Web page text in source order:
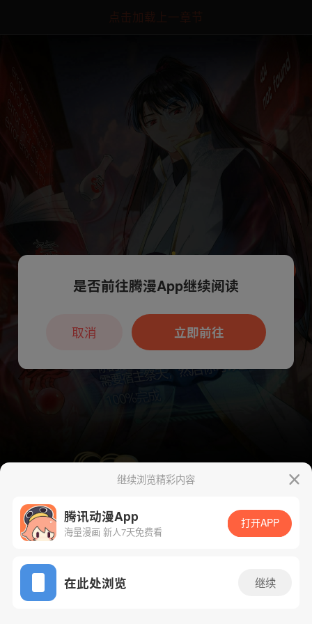
点击加载上一章节
App免费看
下一话 腾漫App免费看
继续浏览精彩内容
腾讯动漫App
海量漫画 新人7天免费看
打开APP
在此处浏览 继续
本章节仅支持App阅读，可打开App新用
户7天免费看
是否前往腾漫App继续阅读
立即前往
取消